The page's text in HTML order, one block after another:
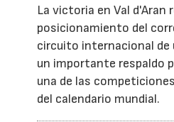
La victoria en Val d'Aran
posicionamiento del
circuito internacional de
un importante respaldo
una de las
del calendario mundial.